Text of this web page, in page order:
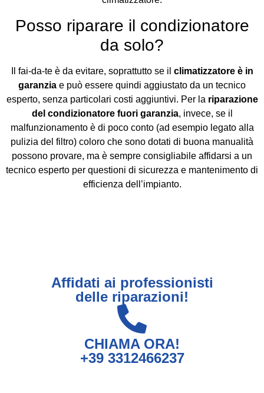
Posso riparare il condizionatore
da solo?
Il fai-da-te è da evitare, soprattutto se il climatizzatore è in
garanzia e può essere quindi aggiustato da un tecnico
esperto, senza particolari costi aggiuntivi. Per la riparazione
del condizionatore fuori garanzia, invece, se il
malfunzionamento è di poco conto (ad esempio legato alla
pulizia del filtro) coloro che sono dotati di buona manualità
possono provare, ma è sempre consigliabile affidarsi a un
tecnico esperto per questioni di sicurezza e mantenimento di
efficienza dell’impianto.
Affidati ai professionisti
delle riparazioni!
CHIAMA ORA!
+39 3312466237